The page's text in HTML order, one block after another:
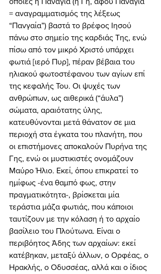
= αναγραμματισμός της λέξεως
“Πανγαία”) βαστά το βρέφος Ιησού
πάνω στο σημείο της καρδιάς Της, ενώ
πίσω από τον μικρό Χριστό υπάρχει
φωτιά [ιερό Πυρ], πέραν βέβαια του
ηλιακού φωτοστέφανου των αγίων επί
της κεφαλής Του. Οι ψυχές των
ανθρώπων, ως αιθερικά (“άυλα”)
σώματα, αραιότατης ύλης,
κατευθύνονται μετά θάνατον σε μια
περιοχή στα έγκατα του πλανήτη, που
οι επιστήμονες αποκαλούν Πυρήνα της
Γης, ενώ οι μυστικιστές ονομάζουν
Μαύρο Ήλιο. Εκεί, όπου επικρατεί το
ημίφως -ένα θαμπό φως, στην
πραγματικότητα-, βρίσκεται μία
τεράστια μάζα φωτιάς, που κάποιοι
ταυτίζουν με την κόλαση ή το αρχαίο
βασίλειο του Πλούτωνα. Είναι ο
περιβόητος Άδης των αρχαίων: εκεί
κατέβηκαν, μεταξύ άλλων, ο Ορφέας, ο
Ηρακλής, ο Οδυσσέας, αλλά και ο ίδιος